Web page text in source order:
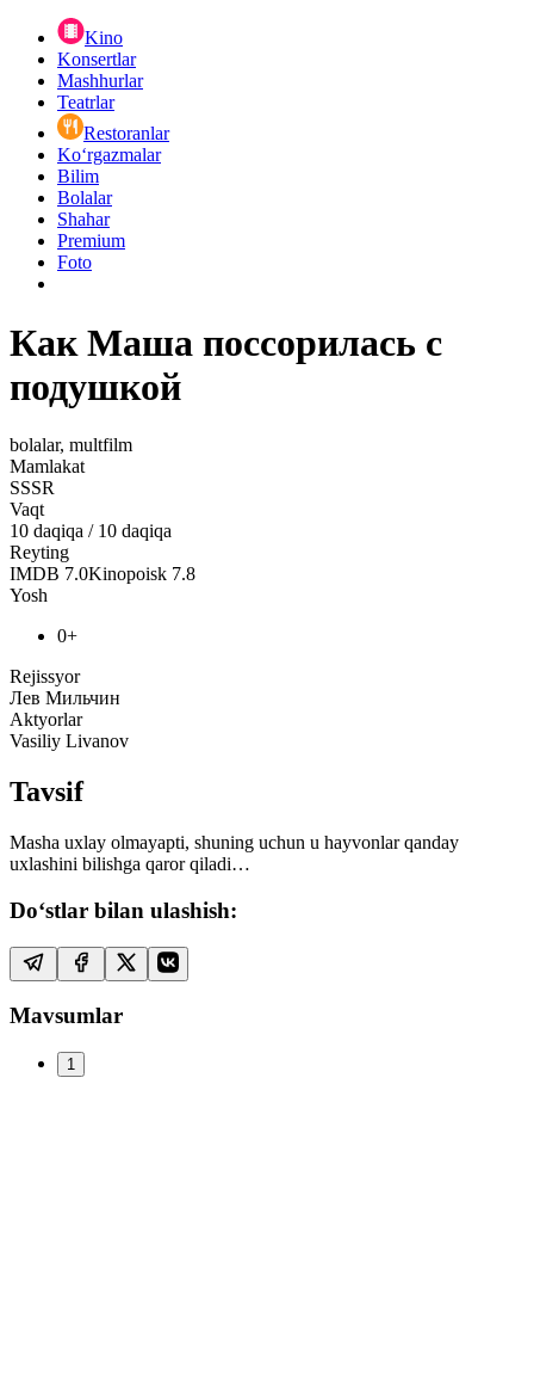
Kino
Konsertlar
Mashhurlar
Teatrlar
Restoranlar
Ko‘rgazmalar
Bilim
Bolalar
Shahar
Premium
Foto
Как Маша поссорилась с
подушкой
bolalar, multfilm
Mamlakat
SSSR
Vaqt
10 daqiqa / 10 daqiqa
Reyting
IMDB 7.0Kinopoisk 7.8
Yosh
0+
Rejissyor
Лев Мильчин
Aktyorlar
Vasiliy Livanov
Tavsif
Masha uxlay olmayapti, shuning uchun u hayvonlar qanday
uxlashini bilishga qaror qiladi…
Do‘stlar bilan ulashish:
Mavsumlar
1